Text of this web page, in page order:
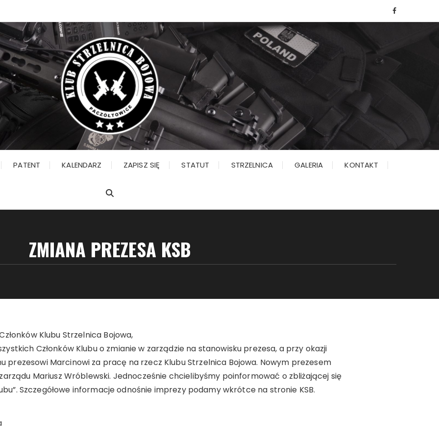
PATENT KALENDARZ ZAPISZ SIĘ STATUT STRZELNICA GALERIA KONTAKT
ZMIANA PREZESA KSB
Klubu Strzelnica Bojowa,
Członków Klubu o zmianie w zarządzie na stanowisku prezesa, a przy okazji
prezesowi Marcinowi za pracę na rzecz Klubu Strzelnica Bojowa. Nowym prezesem
Mariusz Wróblewski. Jednocześnie chcielibyśmy poinformować o zbliżającej się
Szczegółowe informacje odnośnie imprezy podamy wkrótce na stronie KSB.